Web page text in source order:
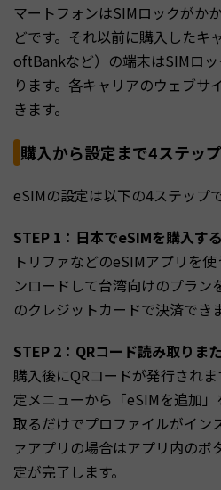
マートフォンはSIMロックがか
どです。それ以前に購入した
oftBankなど）の端末はSIMロ
ります。各キャリアのウェブサ
きます。
購入から設定まで4ステップ
eSIMの設定は以下の4ステップ
STEP 1：日本でeSIMを購入する
トリファなどのeSIMアプリを
ンロードして台湾向けのプラン
のクレジットカードで決済でき
STEP 2：QRコード読み取りま
購入後にQRコードが発行され
定メニューから「eSIMを追加
取るだけでプロファイルがイン
ァアプリの場合はアプリ内のボ
定が完了します。